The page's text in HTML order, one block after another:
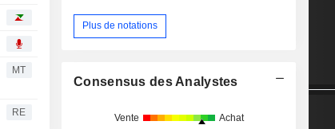
MT
RE
Plus de notations
Consensus des Analystes
Vente Achat